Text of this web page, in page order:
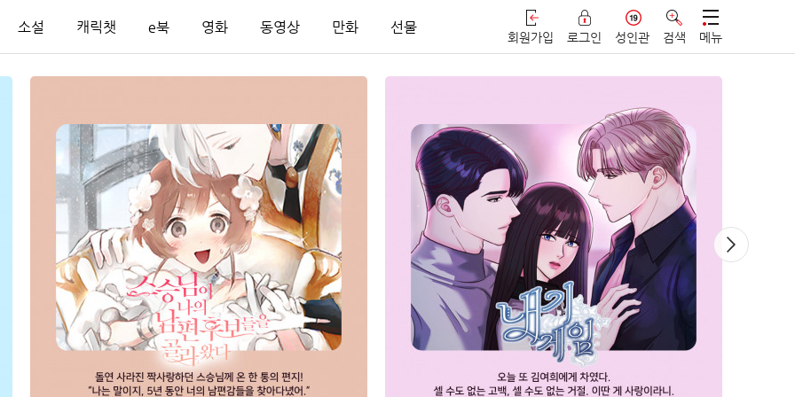
소설 캐릭챗 e북 영화 동영상 만화 선물
회원가입 로그인 성인관 검색 메뉴